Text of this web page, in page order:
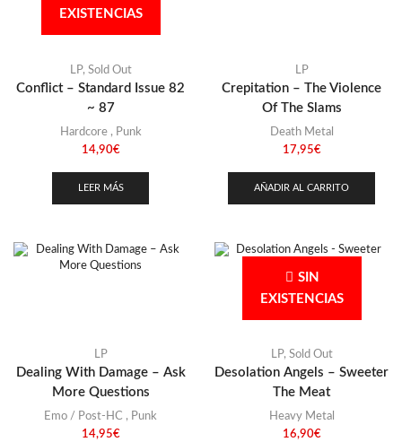
EXISTENCIAS
LP, Sold Out
Conflict – Standard Issue 82
~ 87
Hardcore, Punk
14,90€
LEER MÁS
LP
Crepitation – The Violence
Of The Slams
Death Metal
17,95€
AÑADIR AL CARRITO
LP
Dealing With Damage – Ask
More Questions
Emo / Post-HC , Punk
14,95€
SIN
EXISTENCIAS
LP, Sold Out
Desolation Angels – Sweeter
The Meat
Heavy Metal
16,90€